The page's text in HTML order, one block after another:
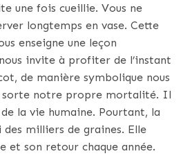
une fois cueillie. Vous ne
longtemps en vase. Cette
enseigne une leçon
invite à profiter de l’instant
de manière symbolique nous
sorte notre propre mortalité. Il
la vie humaine. Pourtant, la
milliers de graines. Elle
et son retour chaque année.